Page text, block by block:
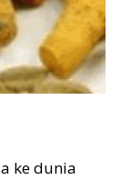
ke dunia